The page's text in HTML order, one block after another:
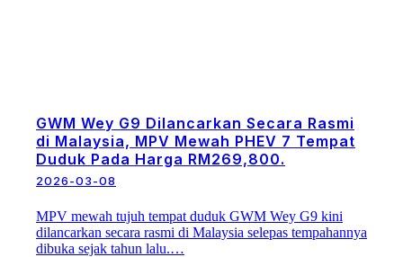
GWM Wey G9 Dilancarkan Secara Rasmi
di Malaysia, MPV Mewah PHEV 7 Tempat
Duduk Pada Harga RM269,800.
2026-03-08
MPV mewah tujuh tempat duduk GWM Wey G9 kini
dilancarkan secara rasmi di Malaysia selepas tempahannya
dibuka sejak tahun lalu.…